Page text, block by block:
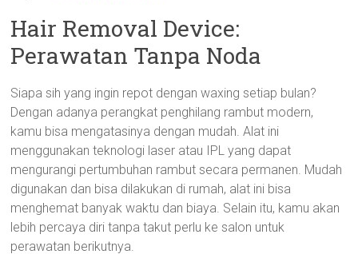
Hair Removal Device:
Perawatan Tanpa Noda
Siapa sih yang ingin repot dengan waxing setiap bulan?
Dengan adanya perangkat penghilang rambut modern,
kamu bisa mengatasinya dengan mudah. Alat ini
menggunakan teknologi laser atau IPL yang dapat
mengurangi pertumbuhan rambut secara permanen. Mudah
digunakan dan bisa dilakukan di rumah, alat ini bisa
menghemat banyak waktu dan biaya. Selain itu, kamu akan
lebih percaya diri tanpa takut perlu ke salon untuk
perawatan berikutnya.